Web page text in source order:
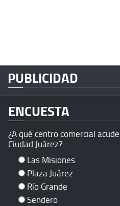
PUBLICIDAD
ENCUESTA
¿A qué centro comercial
Ciudad Juárez?
Las Misiones
Plaza Juárez
Río Grande
Sendero